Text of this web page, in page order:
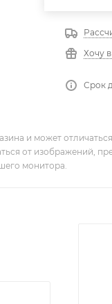
Хочу
Срок
и может
от изображений,
монитора.